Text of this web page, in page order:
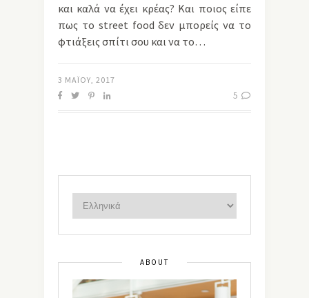
και καλά να έχει κρέας? Και ποιος είπε
πως το street food δεν μπορείς να το
φτιάξεις σπίτι σου και να το…
3 ΜΑΪ́ΟΥ, 2017
5
ABOUT